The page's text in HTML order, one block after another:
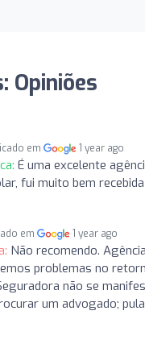
Opiniões
em 1 year ago
É uma excelente
fui muito bem
em 1 year ago
Não recomendo.
problemas no
não se
um advogado;